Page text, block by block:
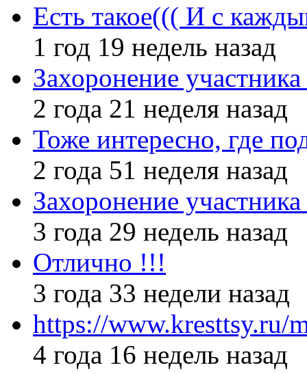
Есть такое((( И с
1 год 19 недель назад
Захоронение
2 года 21 неделя назад
Тоже интересно, где
2 года 51 неделя назад
Захоронение
3 года 29 недель назад
Отлично !!!
3 года 33 недели назад
https://www.kresttsy.ru/
4 года 16 недель назад